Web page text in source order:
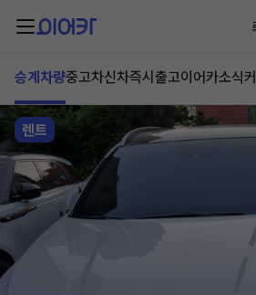
승계차량중고차신차즉시출고이어카소식
렌트